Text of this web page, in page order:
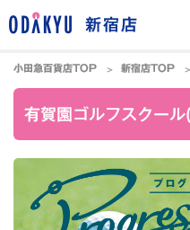
新宿店
小田急百貨店TOP 新宿店TOP
有賀園ゴルフスクー